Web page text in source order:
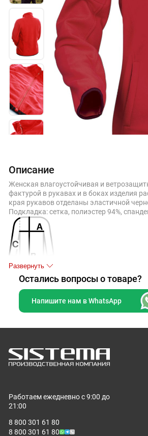
Описание
Женская влагоустойчивая и
фактурой в рукавах и в боках изделия
края рукавов отделаны эластичной
Подкладка: сетка, полиэстер 94%,
Таблица размеров, см S
A 47
C
Допускаются отклонения в 5% от
Развернуть
Остались вопросы о товаре?
Напишите нам в WhatsApp
Работаем ежедневно с 9:00 до
21:00
8 800 301 61 80
8 800 301 61 80